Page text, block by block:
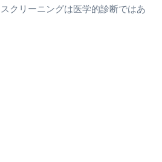
クリーニングは医学的診断ではあ